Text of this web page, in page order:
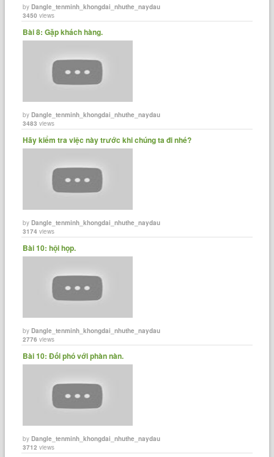
byDangle_tenminh_khongdai_nhuthe_naydau
3450 views
Bài 8: Gặp khách hàng.
byDangle_tenminh_khongdai_nhuthe_naydau
3483 views
Hãy kiểm tra việc này trước khi chúng ta đi nhé?
byDangle_tenminh_khongdai_nhuthe_naydau
3174 views
Bài 10: hội họp.
byDangle_tenminh_khongdai_nhuthe_naydau
2776 views
Bài 10: Đối phó với phàn nàn.
byDangle_tenminh_khongdai_nhuthe_naydau
3712 views